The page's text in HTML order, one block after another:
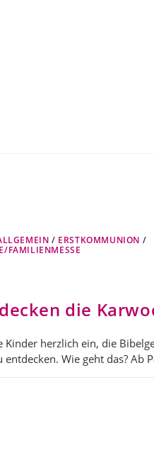
/ ERSTKOMMUNION /
FAMILIENMESSE
die
Kinder herzlich ein, die
entdecken. Wie geht das? Ab